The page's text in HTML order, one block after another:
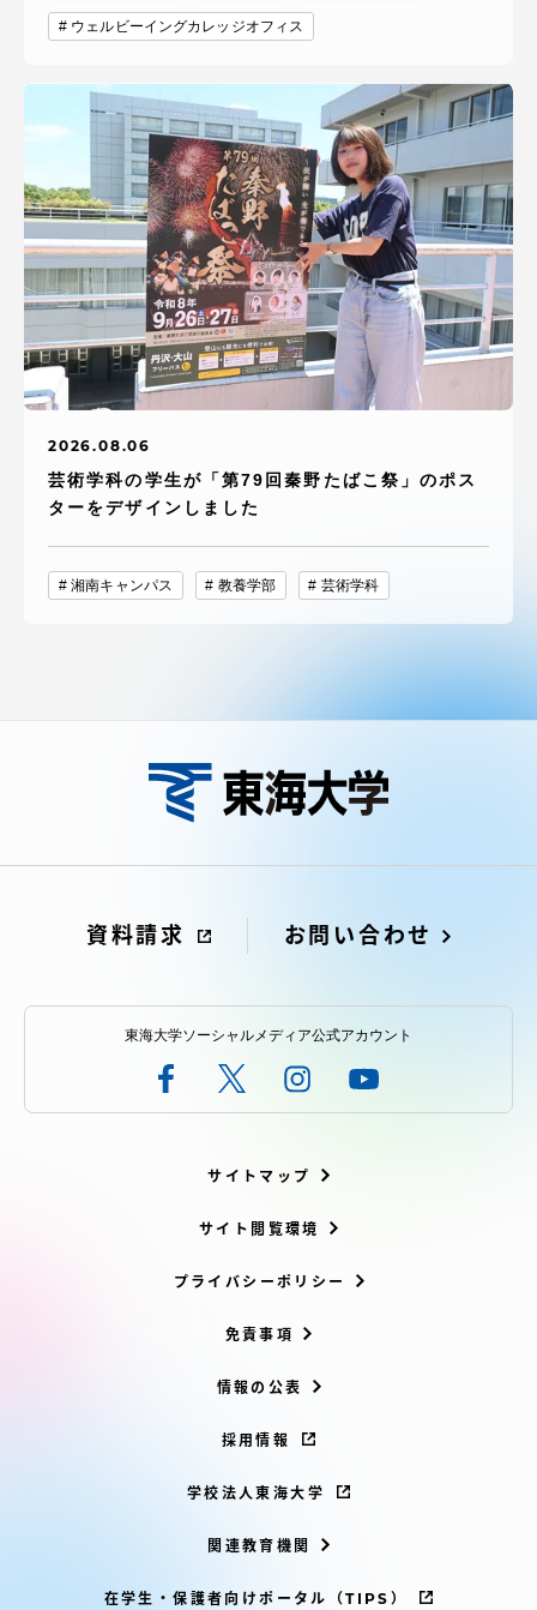
ウェルビーイングカレッジオフィス
2026.08.06
芸術学科の学生が「第79回秦野たばこ祭」のポス
ターをデザインしました
湘南キャンパス 教養学部 芸術学科
資料請求 お問い合わせ
東海大学ソーシャルメディア公式アカウント
サイトマップ
サイト閲覧環境
プライバシーポリシー
免責事項
情報の公表
採用情報
学校法人東海大学
関連教育機関
在学生・保護者向けポータル（TIPS）